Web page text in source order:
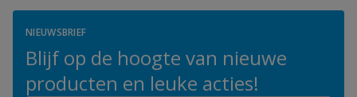
NIEUWSBRIEF
Blijf op de hoogte van nieuwe
producten en leuke acties!